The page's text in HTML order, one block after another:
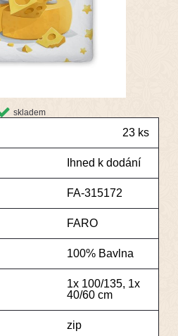
skladem
23 ks
Ihned k dodání
FA-315172
FARO
100% Bavlna
1x 100/135, 1x
40/60 cm
zip